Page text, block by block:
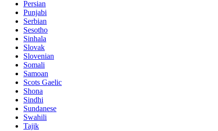
Persian
Punjabi
Serbian
Sesotho
Sinhala
Slovak
Slovenian
Somali
Samoan
Scots Gaelic
Shona
Sindhi
Sundanese
Swahili
Tajik